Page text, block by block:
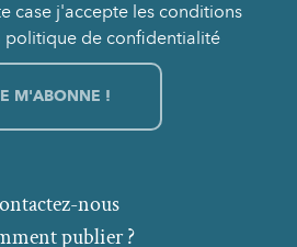
case j'accepte les conditions
politique de confidentialité
publier ?
nous